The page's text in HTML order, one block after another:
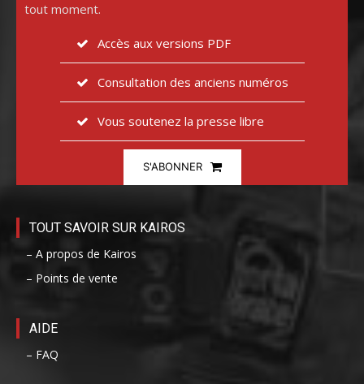
tout moment.
Accès aux versions PDF
Consultation des anciens numéros
Vous soutenez la presse libre
S'ABONNER
TOUT SAVOIR SUR KAIROS
– A propos de Kairos
– Points de vente
AIDE
– FAQ